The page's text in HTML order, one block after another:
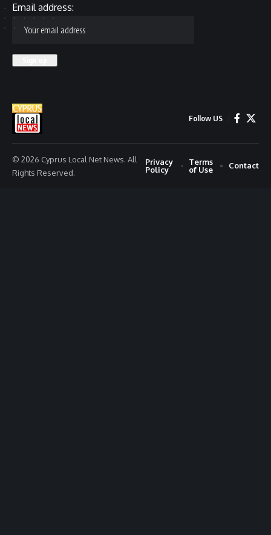
Email address:
Follow US
© 2026 Cyprus Local Net News. All
Rights Reserved.
Privacy
Policy
Terms
of Use
Contact